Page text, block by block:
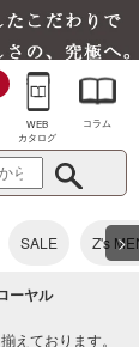
WEB
カタログ
コラム
SALE Z's >
ーヤル
えております。